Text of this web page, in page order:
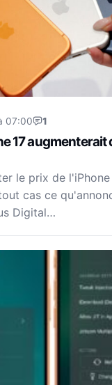
07:00 1
17
le prix de l'iPhone
cas ce
Digital…